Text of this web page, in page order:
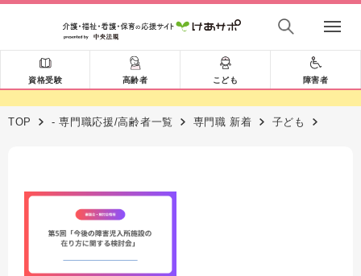
資格受験 高齢者 こども 障害者
TOP - 専門職応援/高齢者一覧 専門職 新着 子ども